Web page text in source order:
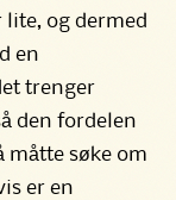
og dermed
en
trenger
den fordelen
måtte søke om
er en